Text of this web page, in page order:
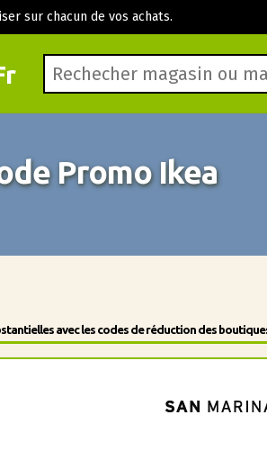
sur chacun de vos achats.
Promo Ikea
avec les codes de réduction des